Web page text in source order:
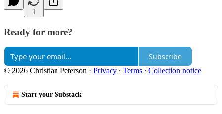
1
Ready for more?
Subscribe
© 2026 Christian Peterson · Privacy ∙ Terms ∙ Collection notice
Start your Substack